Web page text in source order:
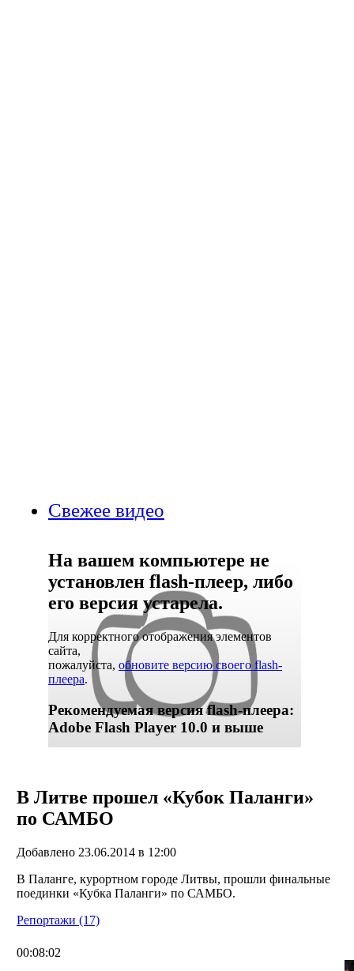
Свежее видео
На вашем компьютере не
установлен flash-плеер, либо
его версия устарела.
Для корректного отображения элементов
сайта,
пожалуйста, обновите версию своего flash-
плеера.
Рекомендуемая версия flash-плеера:
Adobe Flash Player 10.0 и выше
В Литве прошел «Кубок Паланги»
по САМБО
Добавлено 23.06.2014 в 12:00
В Паланге, курортном городе Литвы, прошли финальные
поединки «Кубка Паланги» по САМБО.
Репортажи (17)
00:08:02